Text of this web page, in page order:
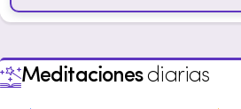
Meditacionesdiarias